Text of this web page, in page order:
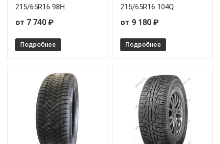
215/65R16 98H
от 7 740 ₽
Подробнее
215/65R16 104Q
от 9 180 ₽
Подробнее